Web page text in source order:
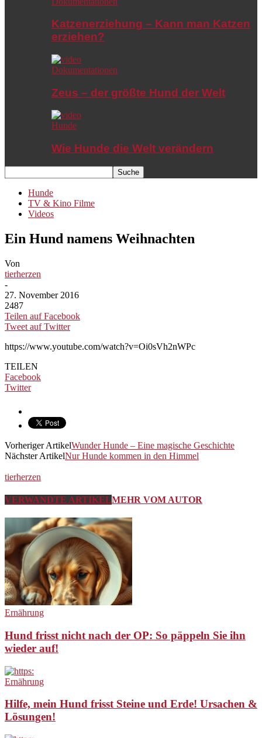
Katzenerziehung – Kann man Katzen
erziehen?
Dokumentationen
Zeus – der größte Hund der Welt
Hunde
Wie Hunde die Welt verändern
Hunde
TV & Kino Filme
Videos
Ein Hund namens Weihnachten
Von
tierherzen
-
27. November 2016
2487
Teilen auf Facebook
Tweet auf Twitter
https://www.youtube.com/watch?v=Oi0sVh2nWPc
TEILEN
Facebook
Twitter
Vorheriger ArtikelWunder Hunde – Eine magische Geschichte
Nächster ArtikelNur Hunde kommen in den Himmel
tierherzen
VERWANDTE ARTIKELMEHR VOM AUTOR
Ernährung
Hund frisst nicht nach der OP: So päppeln Sie ihn
wieder auf!
Ernährung
Hilfe, mein Hund frisst Steine und Erde! Ursachen &
Lösungen!